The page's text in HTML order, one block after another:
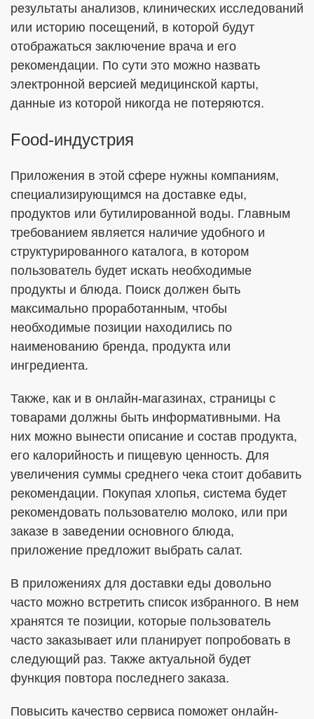
результаты анализов, клинических исследований
или историю посещений, в которой будут
отображаться заключение врача и его
рекомендации. По сути это можно назвать
электронной версией медицинской карты,
данные из которой никогда не потеряются.
Food-индустрия
Приложения в этой сфере нужны компаниям,
специализирующимся на доставке еды,
продуктов или бутилированной воды. Главным
требованием является наличие удобного и
структурированного каталога, в котором
пользователь будет искать необходимые
продукты и блюда. Поиск должен быть
максимально проработанным, чтобы
необходимые позиции находились по
наименованию бренда, продукта или
ингредиента.
Также, как и в онлайн-магазинах, страницы с
товарами должны быть информативными. На
них можно вынести описание и состав продукта,
его калорийность и пищевую ценность. Для
увеличения суммы среднего чека стоит добавить
рекомендации. Покупая хлопья, система будет
рекомендовать пользователю молоко, или при
заказе в заведении основного блюда,
приложение предложит выбрать салат.
В приложениях для доставки еды довольно
часто можно встретить список избранного. В нем
хранятся те позиции, которые пользователь
часто заказывает или планирует попробовать в
следующий раз. Также актуальной будет
функция повтора последнего заказа.
Повысить качество сервиса поможет онлайн-